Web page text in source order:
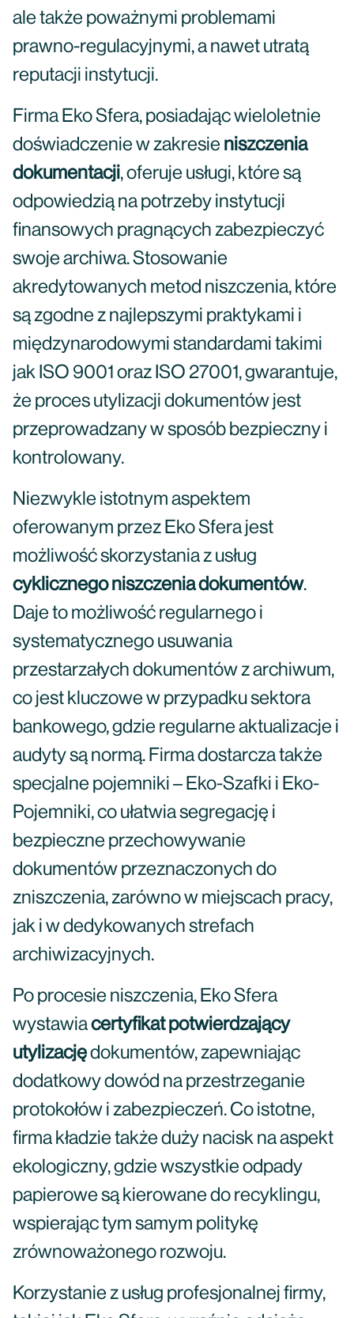
ale także poważnymi problemami
prawno-regulacyjnymi, a nawet utratą
reputacji instytucji.
Firma Eko Sfera, posiadając wieloletnie
doświadczenie w zakresie niszczenia
dokumentacji, oferuje usługi, które są
odpowiedzią na potrzeby instytucji
finansowych pragnących zabezpieczyć
swoje archiwa. Stosowanie
akredytowanych metod niszczenia, które
są zgodne z najlepszymi praktykami i
międzynarodowymi standardami takimi
jak ISO 9001 oraz ISO 27001, gwarantuje,
że proces utylizacji dokumentów jest
przeprowadzany w sposób bezpieczny i
kontrolowany.
Niezwykle istotnym aspektem
oferowanym przez Eko Sfera jest
możliwość skorzystania z usług
cyklicznego niszczenia dokumentów.
Daje to możliwość regularnego i
systematycznego usuwania
przestarzałych dokumentów z archiwum,
co jest kluczowe w przypadku sektora
bankowego, gdzie regularne aktualizacje i
audyty są normą. Firma dostarcza także
specjalne pojemniki – Eko-Szafki i Eko-
Pojemniki, co ułatwia segregację i
bezpieczne przechowywanie
dokumentów przeznaczonych do
zniszczenia, zarówno w miejscach pracy,
jak i w dedykowanych strefach
archiwizacyjnych.
Po procesie niszczenia, Eko Sfera
wystawiacertyfikat potwierdzający
utylizacjędokumentów, zapewniając
dodatkowy dowód na przestrzeganie
protokołów i zabezpieczeń. Co istotne,
firma kładzie także duży nacisk na aspekt
ekologiczny, gdzie wszystkie odpady
papierowe są kierowane do recyklingu,
wspierając tym samym politykę
zrównoważonego rozwoju.
Korzystanie z usług profesjonalnej firmy,